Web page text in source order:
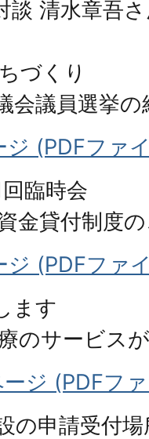
談 清水章吾
づくり
会議員選挙の
(PDFファ
臨時会
金貸付制度
(PDFファ
ます
のサービス
ージ (PDFフ
の申請受付